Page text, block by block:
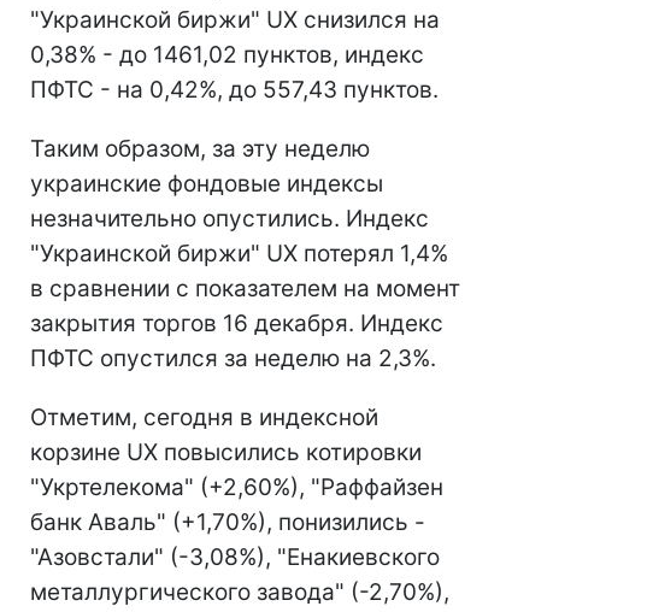
"Украинской биржи" UX снизился на
0,38% - до 1461,02 пунктов, индекс
ПФТС - на 0,42%, до 557,43 пунктов.
Таким образом, за эту неделю
украинские фондовые индексы
незначительно опустились. Индекс
"Украинской биржи" UX потерял 1,4%
в сравнении с показателем на момент
закрытия торгов 16 декабря. Индекс
ПФТС опустился за неделю на 2,3%.
Отметим, сегодня в индексной
корзине UX повысились котировки
"Укртелекома" (+2,60%), "Раффайзен
банк Аваль" (+1,70%), понизились -
"Азовстали" (-3,08%), "Енакиевского
металлургического завода" (-2,70%),